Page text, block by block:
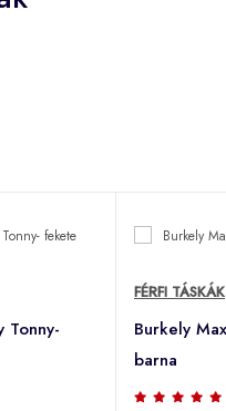
Tonny-
FÉRFI TÁSKÁK
Burkely
barna